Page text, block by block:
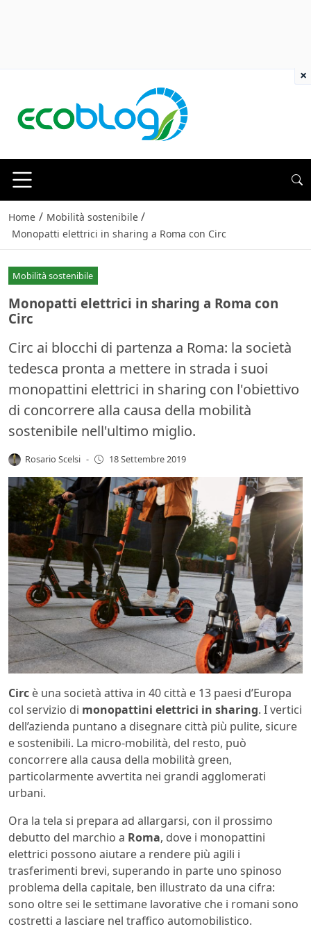
Home / Mobilità sostenibile /
Monopatti elettrici in sharing a Roma con Circ
Mobilità sostenibile
Monopatti elettrici in sharing a Roma con
Circ
Circ ai blocchi di partenza a Roma: la società
tedesca pronta a mettere in strada i suoi
monopattini elettrici in sharing con l'obiettivo
di concorrere alla causa della mobilità
sostenibile nell'ultimo miglio.
Rosario Scelsi - 18 Settembre 2019
Circ è una società attiva in 40 città e 13 paesi d’Europa
col servizio di monopattini elettrici in sharing. I vertici
dell’azienda puntano a disegnare città più pulite, sicure
e sostenibili. La micro-mobilità, del resto, può
concorrere alla causa della mobilità green,
particolarmente avvertita nei grandi agglomerati
urbani.
Ora la tela si prepara ad allargarsi, con il prossimo
debutto del marchio a Roma, dove i monopattini
elettrici possono aiutare a rendere più agili i
trasferimenti brevi, superando in parte uno spinoso
problema della capitale, ben illustrato da una cifra:
sono oltre sei le settimane lavorative che i romani sono
costretti a lasciare nel traffico automobilistico.
×